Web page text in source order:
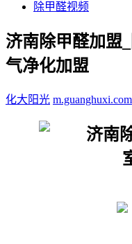
除甲醛视频
济南除甲醛加盟
气净化加盟
化大阳光 m.guanghuxi.com